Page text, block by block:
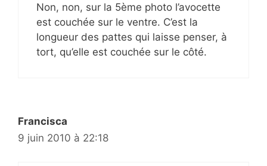
Non, non, sur la 5ème photo l’avocette
est couchée sur le ventre. C’est la
longueur des pattes qui laisse penser, à
tort, qu’elle est couchée sur le côté.
Francisca
9 juin 2010 à 22:18